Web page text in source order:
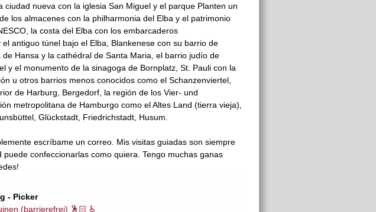
ciudad nueva con la iglesia San Miguel y el parque Planten un
los almacenes con la philharmonia del Elba y el patrimonio
la costa del Elba con los embarcaderos
antiguo túnel bajo el Elba, Blankenese con su barrio de
Hansa y la cathédral de Santa Maria, el barrio judío de
y el monumento de la sinagoga de Bornplatz, St. Pauli con la
u otros barrios menos conocidos como el Schanzenviertel,
de Harburg, Bergedorf, la región de los Vier- und
metropolitana de Hamburgo como el Altes Land (tierra vieja),
Glückstadt, Friedrichstadt, Husum.
escríbame un correo. Mis visitas guiadas son siempre
confeccionarlas como quiera. Tengo muchas ganas
- Picker
(barrierefrei) 🕺🏻 ♿